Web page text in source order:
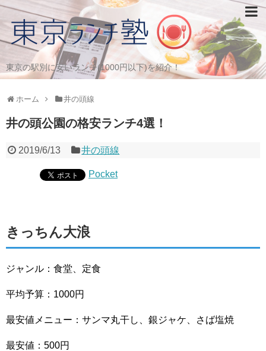
東京の駅別に安いランチ(1000円以下)を紹介！
ホーム 井の頭線
井の頭公園の格安ランチ4選！
2019/6/13 井の頭線
Pocket
きっちん大浪
ジャンル：食堂、定食
平均予算：1000円
最安値メニュー：サンマ丸干し、銀ジャケ、さば塩焼
最安値：500円